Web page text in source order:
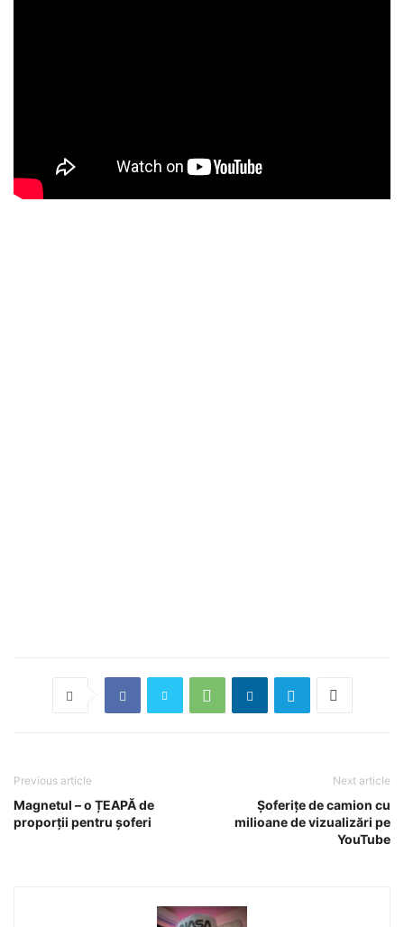
Previous article
Magnetul – o ȚEAPĂ de
proporții pentru șoferi
Next article
Șoferițe de camion cu
milioane de vizualizări pe
YouTube